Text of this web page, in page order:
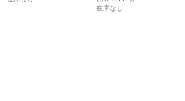
在庫なし